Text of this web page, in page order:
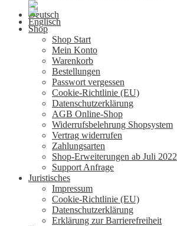
Shop
Shop Start
Mein Konto
Warenkorb
Bestellungen
Passwort vergessen
Cookie-Richtlinie (EU)
Datenschutzerklärung
AGB Online-Shop
Widerrufsbelehrung Shopsystem
Vertrag widerrufen
Zahlungsarten
Shop-Erweiterungen ab Juli 2022
Support Anfrage
Juristisches
Impressum
Cookie-Richtlinie (EU)
Datenschutzerklärung
Erklärung zur Barrierefreiheit